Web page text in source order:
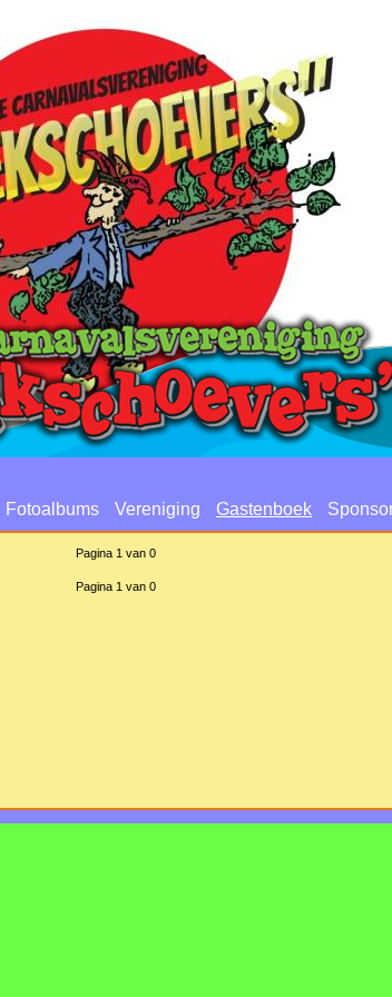
Fotoalbums Vereniging Gastenboek
Pagina 1 van 0
Pagina 1 van 0